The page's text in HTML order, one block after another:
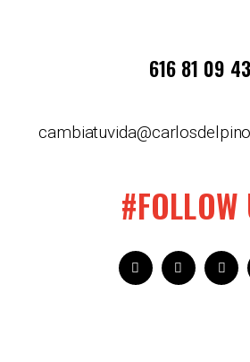
616 81 09 43
#FOLLOW